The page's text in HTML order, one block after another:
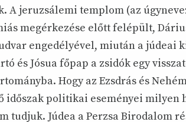
A jeruzsálemi templom (az
megérkezése előtt felépült,
engedélyével, miután a júdeai
és Jósua főpap a zsidók egy
Hogy az Ezsdrás és
időszak politikai eseményei milyen
tudjuk. Júdea a Perzsa Birodalom